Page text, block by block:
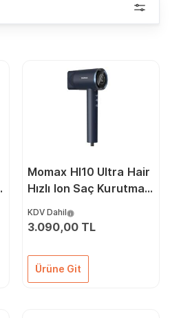
Momax Hl10 Ultra Hair
Hızlı Ion Saç Kurutma
KDV Dahil
3.090,00 TL
Ürüne Git